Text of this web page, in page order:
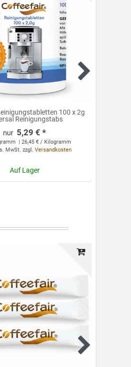
100 x 2g
Reinigungstabs
5,29 € *
| 26,45 € / Kilogramm
MwSt. zzgl. Versandkosten
Auf Lager